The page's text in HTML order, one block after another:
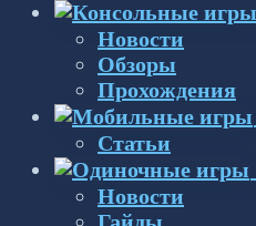
Новости
Обзоры
Прохождения
Статьи
Новости